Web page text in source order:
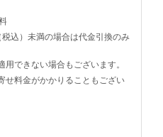
込）未満の場合は代金引換のみ
できない場合もございます。
せ料金がかかりることもござい